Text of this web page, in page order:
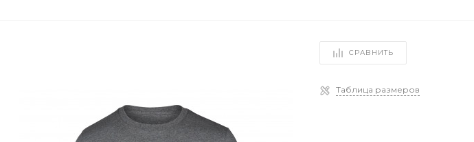
СРАВНИТЬ
Таблица размеров